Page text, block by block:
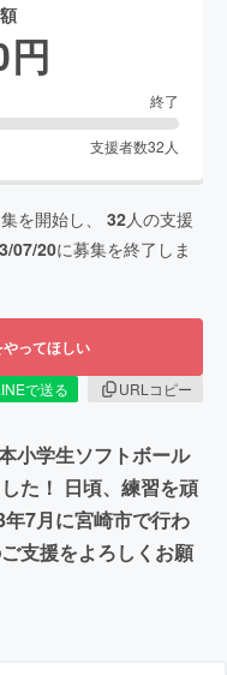
円
終了
支援者数32 人
を開始し、 32人の支援
07/20に募集を終了しま
ってほしい
で送る
URLコピー
小学生ソフトボール
た！ 日頃、練習を頑
7月に宮崎市で行わ
支援をよろしくお願